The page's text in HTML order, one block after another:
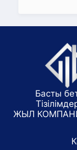
Басты
ЖЫЛ